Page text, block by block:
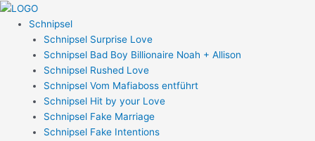
Zum
Inhalt
springen
Schnipsel
Schnipsel Surprise Love
Schnipsel Bad Boy Billionaire Noah + Allison
Schnipsel Rushed Love
Schnipsel Vom Mafiaboss entführt
Schnipsel Hit by your Love
Schnipsel Fake Marriage
Schnipsel Fake Intentions
Post
navigation